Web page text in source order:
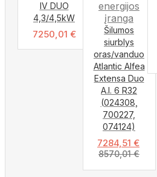
IV DUO
4,3/4,5kW
7250,01 €
Šilumos
siurblys
oras/vanduo
Atlantic Alfea
Extensa Duo
A.I. 6 R32
(024308,
700227,
074124)
7284,51 €
8570,01€